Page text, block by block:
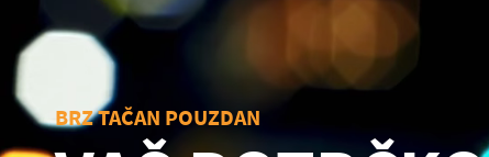
BRZ TAČAN POUZDAN